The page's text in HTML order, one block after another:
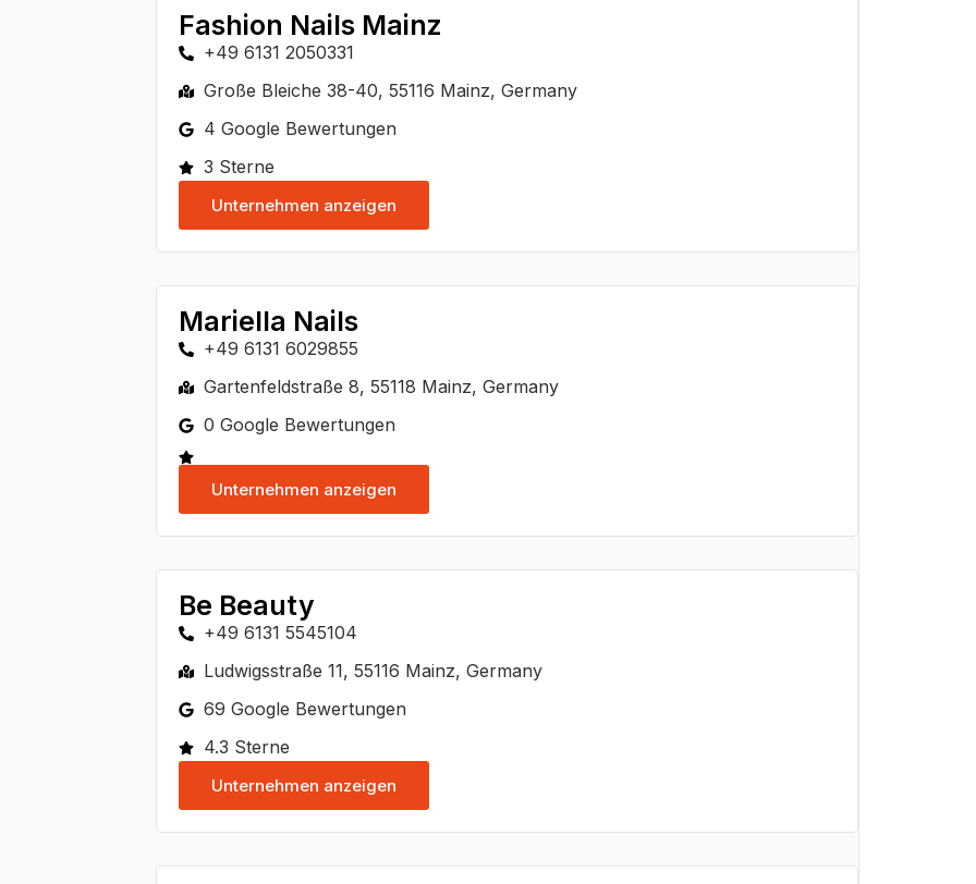
Fashion Nails Mainz
+49 6131 2050331
Große Bleiche 38-40, 55116 Mainz, Germany
4 Google Bewertungen
3 Sterne
Unternehmen anzeigen
Mariella Nails
+49 6131 6029855
Gartenfeldstraße 8, 55118 Mainz, Germany
0 Google Bewertungen
Unternehmen anzeigen
Be Beauty
+49 6131 5545104
Ludwigsstraße 11, 55116 Mainz, Germany
69 Google Bewertungen
4.3 Sterne
Unternehmen anzeigen